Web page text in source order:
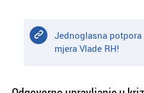
Jednoglasna
mjera Vlade RH!